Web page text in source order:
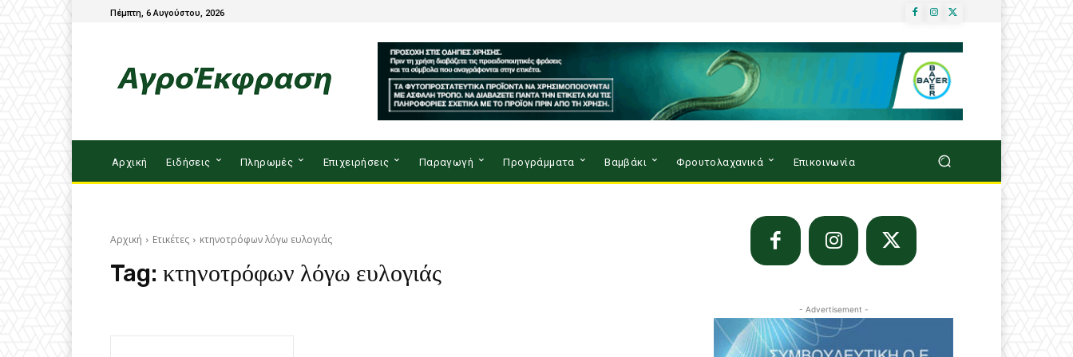
Πέμπτη, 6 Αυγούστου, 2026
Αρχική Ειδήσεις Πληρωμές Επιχειρήσεις Παραγωγή Προγράμματα Βαμβάκι Φρουτολαχανικά Επικοινωνία
Αρχική Ετικέτες κτηνοτρόφων λόγω ευλογιάς
Tag: κτηνοτρόφων λόγω ευλογιάς
- Advertisement -